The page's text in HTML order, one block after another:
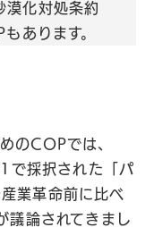
漠化対処条約
あります。
のCOPでは、
採択された「パ
業革命前に比べ
議論されてきまし